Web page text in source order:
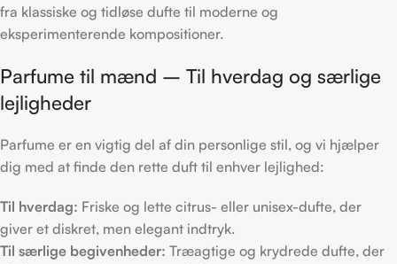
fra klassiske og tidløse dufte til moderne og
eksperimenterende kompositioner.
Parfume til mænd – Til hverdag og særlige
lejligheder
Parfume er en vigtig del af din personlige stil, og vi hjælper
dig med at finde den rette duft til enhver lejlighed:
Til hverdag: Friske og lette citrus- eller unisex-dufte, der
giver et diskret, men elegant indtryk.
Til særlige begivenheder: Træagtige og krydrede dufte, der